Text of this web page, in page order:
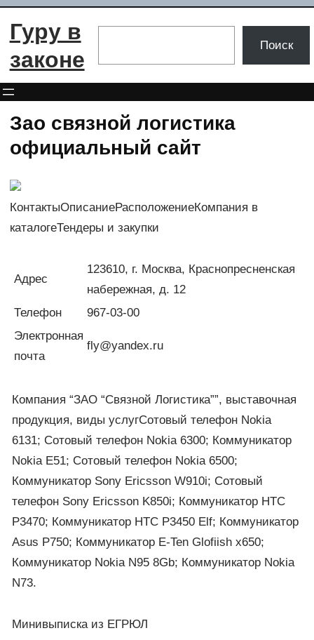
Перейти
Гуру в
законе
Поиск
Зао связной логистика
официальный сайт
КонтактыОписаниеРасположениеКомпания в
каталогеТендеры и закупки
Адрес
123610, г. Москва, Краснопресненская
набережная, д. 12
Телефон
967-03-00
Электронная
почта
fly@yandex.ru
Компания “ЗАО “Связной Логистика””, выставочная
продукция, виды услугСотовый телефон Nokia
6131; Сотовый телефон Nokia 6300; Коммуникатор
Nokia E51; Сотовый телефон Nokia 6500;
Коммуникатор Sony Ericsson W910i; Сотовый
телефон Sony Ericsson K850i; Коммуникатор HTC
Р3470; Коммуникатор НТС Р3450 Elf; Коммуникатор
Asus P750; Коммуникатор E-Ten Glofiish х650;
Коммуникатор Nokia N95 8Gb; Коммуникатор Nokia
N73.
Минивыписка из ЕГРЮЛ